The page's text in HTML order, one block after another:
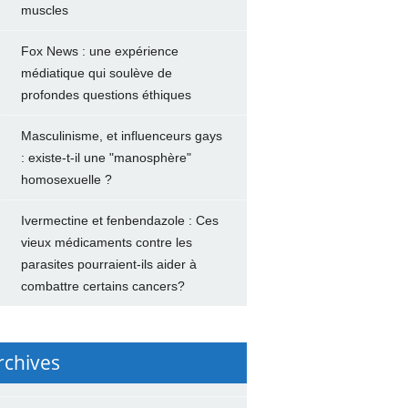
muscles
Fox News : une expérience
médiatique qui soulève de
profondes questions éthiques
Masculinisme, et influenceurs gays
: existe-t-il une "manosphère"
homosexuelle ?
Ivermectine et fenbendazole : Ces
vieux médicaments contre les
parasites pourraient-ils aider à
combattre certains cancers?